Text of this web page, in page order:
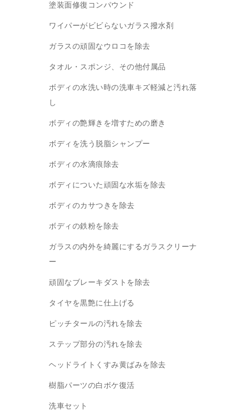
塗装面修復コンパウンド
ワイパーがビビらないガラス撥水剤
ガラスの頑固なウロコを除去
タオル・スポンジ、その他付属品
ボディの水洗い時の洗車キズ軽減と汚れ落
し
ボディの艶輝きを増すための磨き
ボディを洗う脱脂シャンプー
ボディの水滴痕除去
ボディについた頑固な水垢を除去
ボディのカサつきを除去
ボディの鉄粉を除去
ガラスの内外を綺麗にするガラスクリーナ
ー
頑固なブレーキダストを除去
タイヤを黒艶に仕上げる
ピッチタールの汚れを除去
ステップ部分の汚れを除去
ヘッドライトくすみ黄ばみを除去
樹脂パーツの白ボケ復活
洗車セット